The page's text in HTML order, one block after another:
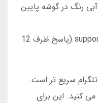
رنگ در گوشه پایین
support@enfejartime.com (پاسخ ظرف 12
سریع تر است.
می کنید. این برای